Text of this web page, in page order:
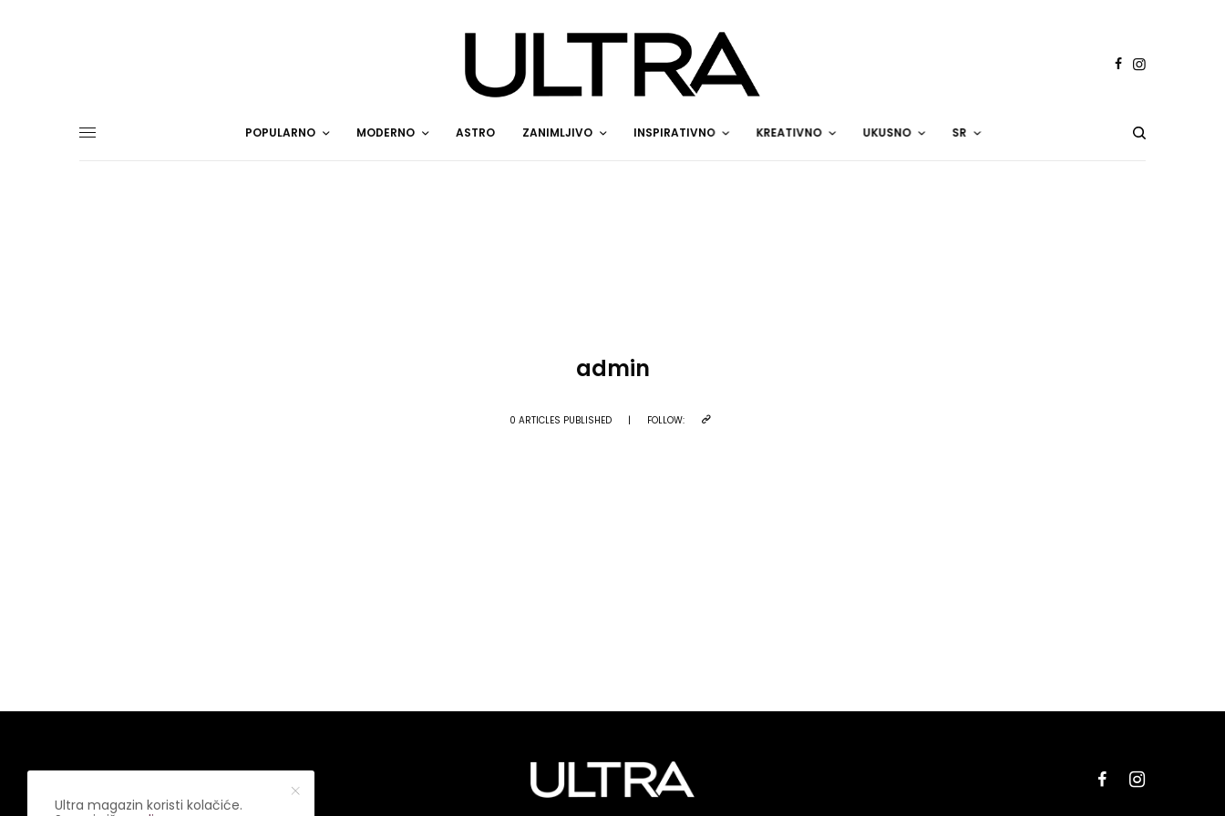
POPULARNO MODERNO ASTRO ZANIMLJIVO INSPIRATIVNO KREATIVNO UKUSNO SR
admin
0 ARTICLES PUBLISHED | FOLLOW:
Ultra magazin koristi kolačiće.